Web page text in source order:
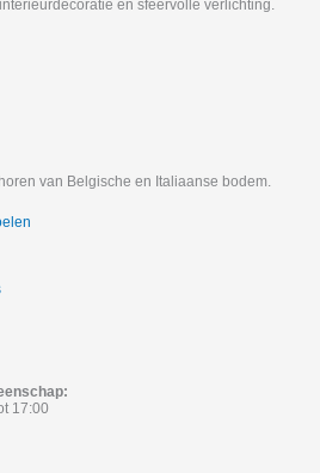
en sfeervolle verlichting.
van Belgische en Italiaanse bodem.
17:00